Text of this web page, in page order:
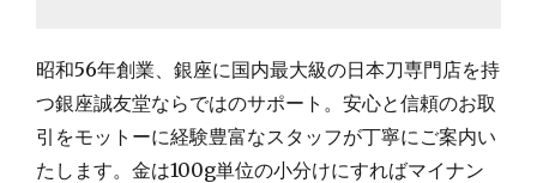
昭和56年創業、銀座に国内最大級の日本刀専門店を持
つ銀座誠友堂ならではのサポート。安心と信頼のお取
引をモットーに経験豊富なスタッフが丁寧にご案内い
たします。金は100g単位の小分けにすればマイナン